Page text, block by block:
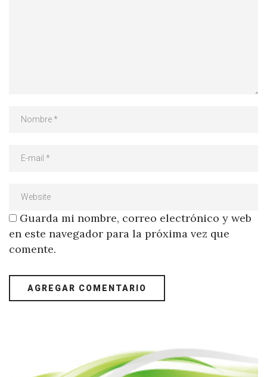
Guarda mi nombre, correo electrónico y web
en este navegador para la próxima vez que
comente.